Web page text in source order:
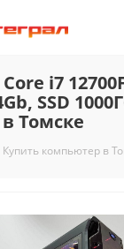
i7
SSD
Томске
компьютер в